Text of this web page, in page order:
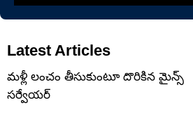
Latest Articles
మళ్లీ లంచం తీసుకుంటూ దొరికిన మైన్స్
సర్వేయర్